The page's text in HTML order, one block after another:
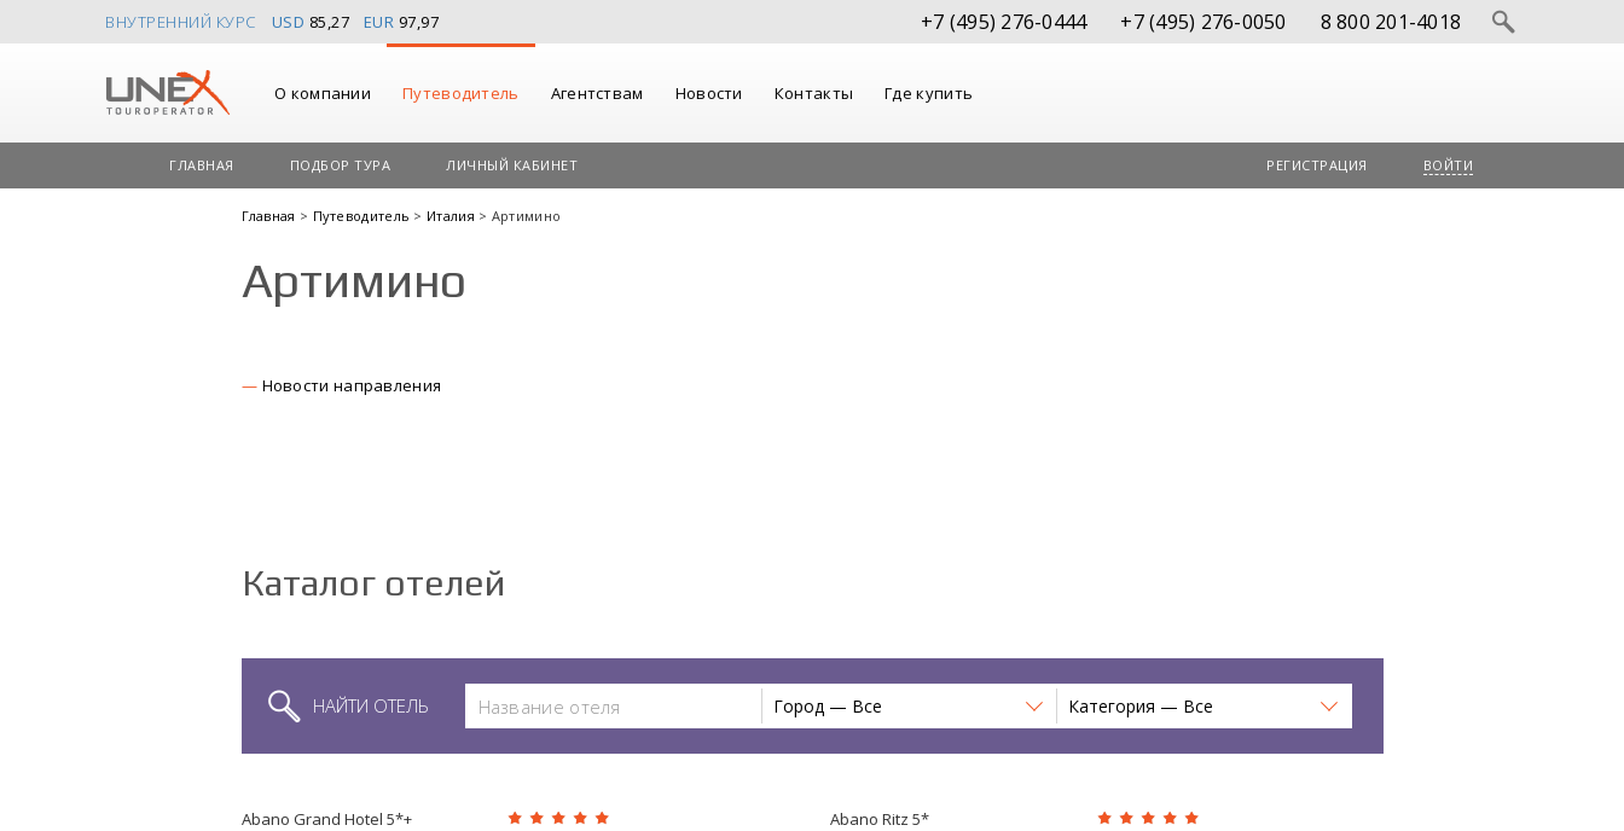
ВНУТРЕННИЙ КУРС USD 85,27 EUR 97,97 +7 (495) 276-0444 +7 (495) 276-0050 8 800 201-4018
О компании Путеводитель Агентствам Новости Контакты Где купить
ГЛАВНАЯ ПОДБОР ТУРА ЛИЧНЫЙ КАБИНЕТ РЕГИСТРАЦИЯ ВОЙТИ
Главная > Путеводитель > Италия > Артимино
Артимино
Новости направления
Каталог отелей
НАЙТИ ОТЕЛЬ Город — Все Категория — Все
Abano Grand Hotel 5*+
Abano Ritz 5*